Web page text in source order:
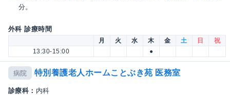
分。
外科 診療時間
月 火 水 木 金 土 日
祝
13:30-15:00
●
病院 特別養護老人ホームことぶき苑 医務室
診療科： 内科